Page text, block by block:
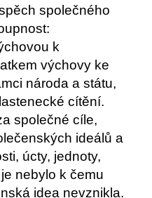
společného
k
výchovy ke
národa a státu,
cítění.
společné cíle,
ideálů a
úcty, jednoty,
nebylo k čemu
idea nevznikla.